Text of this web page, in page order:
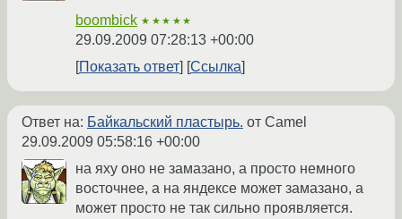
boombick ★★★★★
29.09.2009 07:28:13 +00:00
Показать ответ
Ссылка
Ответ на: Байкальский пластырь. от Camel
29.09.2009 05:58:16 +00:00
на яху оно не замазано, а просто немного
восточнее, а на яндексе может замазано, а
может просто не так сильно проявляется.